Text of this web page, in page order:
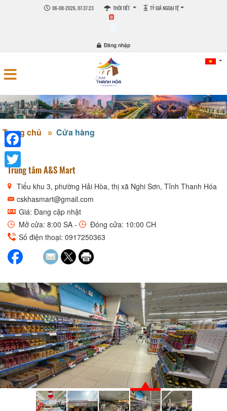
06-08-2026, 07:37:24 THỜI TIẾT TỶ GIÁ NGOẠI TỆ
0
Đăng nhập
Trang chủ Cửa hàng
Trung tâm A&S Mart
Tiểu khu 3, phường Hải Hòa, thị xã Nghi Sơn, Tỉnh Thanh Hóa
cskhasmart@gmail.com
Giá: Đang cập nhật
Mở cửa: 8:00 SA -
Đóng cửa: 10:00 CH
Số điện thoại: 0917250363
Facebook
Twitter